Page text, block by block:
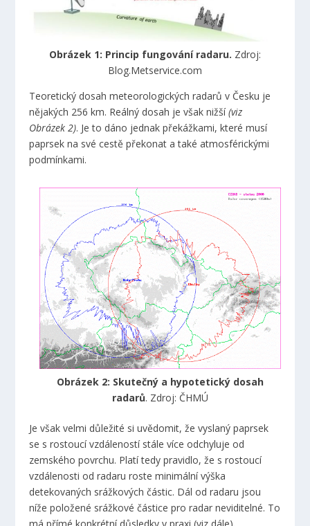
Obrázek 1: Princip fungování radaru. Zdroj:
Blog.Metservice.com
Teoretický dosah meteorologických radarů v Česku je
nějakých 256 km. Reálný dosah je však nižší(viz
Obrázek 2). Je to dáno jednak překážkami, které musí
paprsek na své cestě překonat a také atmosférickými
podmínkami.
Obrázek 2: Skutečný a hypotetický dosah
radarů. Zdroj: ČHMÚ
Je však velmi důležité si uvědomit, že vyslaný paprsek
se s rostoucí vzdáleností stále více odchyluje od
zemského povrchu. Platí tedy pravidlo, že s rostoucí
vzdálenosti od radaru roste minimální výška
detekovaných srážkových částic. Dál od radaru jsou
níže položené srážkové částice pro radar neviditelné. To